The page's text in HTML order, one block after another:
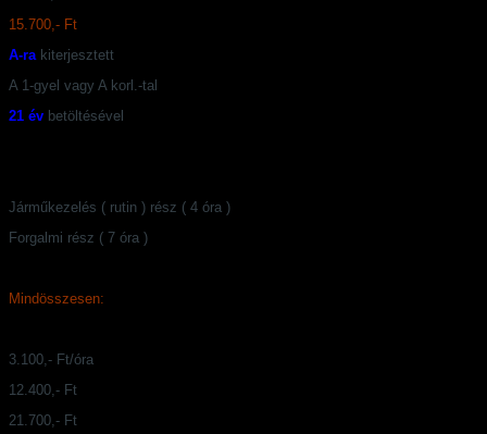
15.700,- Ft
A-ra kiterjesztett
A 1-gyel vagy A korl.-tal
21 év betöltésével
Járműkezelés ( rutin ) rész ( 4 óra )
Forgalmi rész ( 7 óra )
Mindösszesen:
3.100,- Ft/óra
12.400,- Ft
21.700,- Ft